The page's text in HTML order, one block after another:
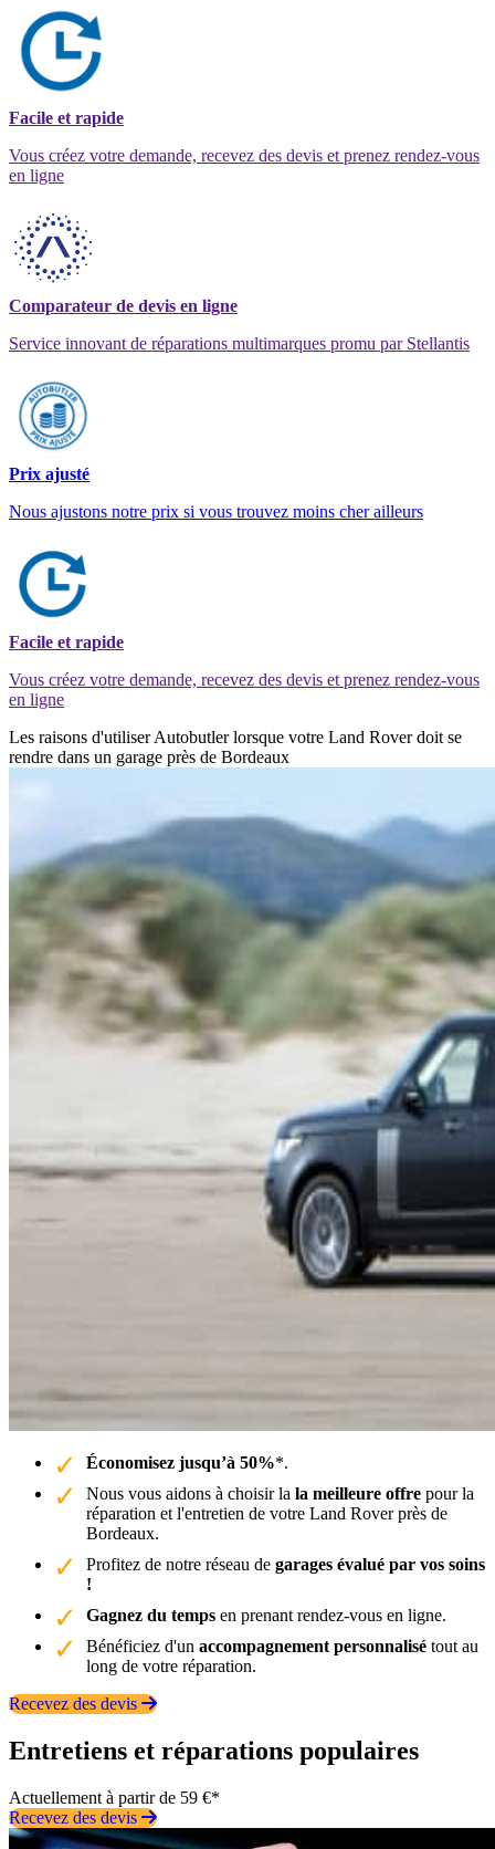
Facile et rapide
Vous créez votre demande, recevez des devis et prenez rendez-vous
en ligne
Comparateur de devis en ligne
Service innovant de réparations multimarques promu par Stellantis
Prix ajusté
Nous ajustons notre prix si vous trouvez moins cher ailleurs
Facile et rapide
Vous créez votre demande, recevez des devis et prenez rendez-vous
en ligne
Les raisons d'utiliser Autobutler lorsque votre Land Rover doit se
rendre dans un garage près de Bordeaux
Économisez jusqu’à 50%*.
Nous vous aidons à choisir la la meilleure offre pour la
réparation et l'entretien de votre Land Rover près de
Bordeaux.
Profitez de notre réseau de garages évalué par vos soins
!
Gagnez du temps en prenant rendez-vous en ligne.
Bénéficiez d'un accompagnement personnalisé tout au
long de votre réparation.
Recevez des devis
Entretiens et réparations populaires
Actuellement à partir de 59 €*
Recevez des devis